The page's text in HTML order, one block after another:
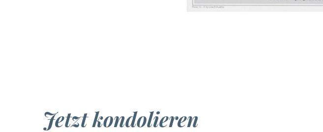
Jetzt kondolieren